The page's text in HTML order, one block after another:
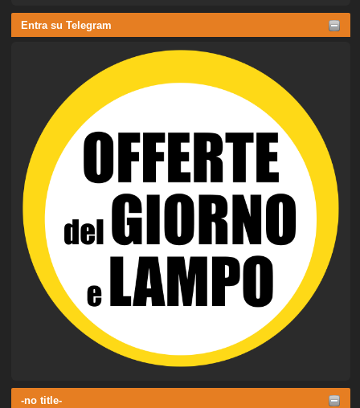
Entra su Telegram
-no title-